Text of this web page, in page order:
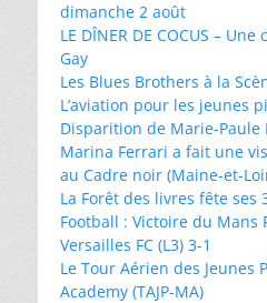
dimanche 2 août
LE DÎNER DE COCUS –
Gay
Les Blues Brothers à la
L’aviation pour les jeunes
Disparition de Marie-Paule
Marina Ferrari a fait une
au Cadre noir (Maine-et-
La Forêt des livres fête ses
Football : Victoire du Mans
Versailles FC (L3) 3-1
Le Tour Aérien des Jeunes
Academy (TAJP-MA)